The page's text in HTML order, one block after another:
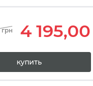
грн 4 195,00
купить